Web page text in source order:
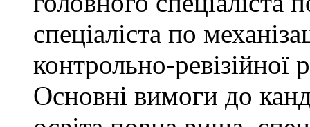
спеціаліста по
контрольно-ревізійної
Основні вимоги до